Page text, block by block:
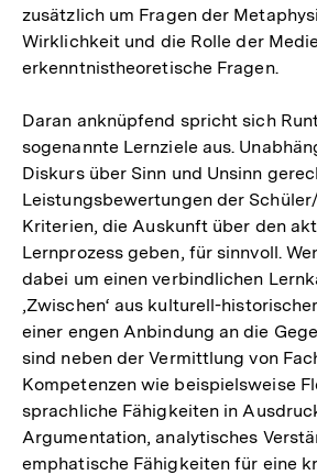
zusätzlich um Fragen der
Wirklichkeit und die Rolle der
erkenntnistheoretische Fragen.
Daran anknüpfend spricht sich
sogenannte Lernziele aus.
Diskurs über Sinn und Unsinn
Leistungsbewertungen der
Kriterien, die Auskunft über den
Lernprozess geben, für sinnvoll.
dabei um einen verbindlichen
‚Zwischen‘ aus kulturell-
einer engen Anbindung an die
sind neben der Vermittlung von
Kompetenzen wie beispielsweise
sprachliche Fähigkeiten in
Argumentation, analytisches
emphatische Fähigkeiten für eine